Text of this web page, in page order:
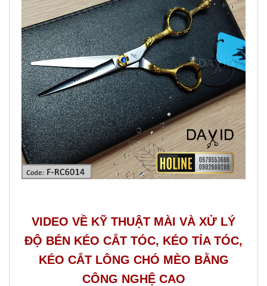
VIDEO VỀ KỸ THUẬT MÀI VÀ XỬ LÝ
ĐỘ BÉN KÉO CẮT TÓC, KÉO TỈA TÓC,
KÉO CẮT LÔNG CHÓ MÈO BẰNG
CÔNG NGHỆ CAO